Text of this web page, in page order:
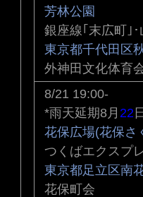
芳林公園
銀座線｢末広町｣
東京都千代田区
外神田文化体育
8/21 19:00-
*雨天延期8月 22 日
花保広場(花保さ
つくばエクスプ
東京都足立区南
花保町会